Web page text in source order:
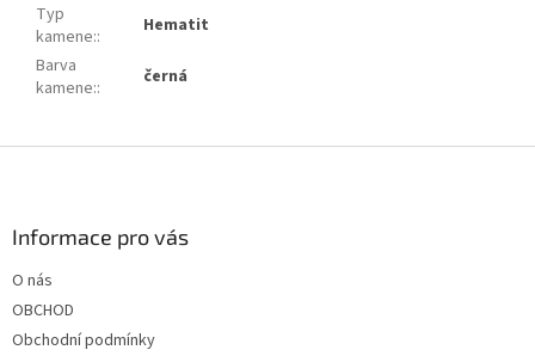
Typ
kamene::
Hematit
Barva
kamene:: černá
Informace pro vás
O nás
OBCHOD
Obchodní podmínky